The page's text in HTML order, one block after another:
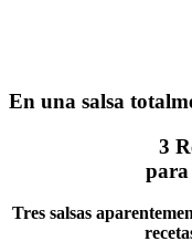
En una salsa
3
para
Tres salsas